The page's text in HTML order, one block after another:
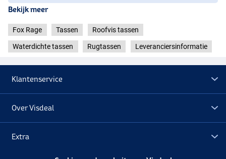
Bekijk meer
Fox Rage Tassen Roofvis tassen
Waterdichte tassen Rugtassen Leveranciersinformatie
Klantenservice
Over Visdeal
Extra